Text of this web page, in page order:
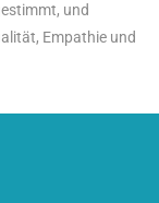
und
Empathie und